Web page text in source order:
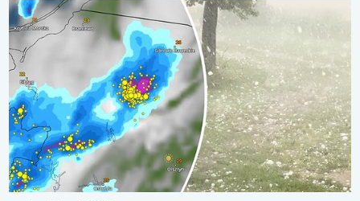
Orage de grêle gigantesque en Pologne. Fortes intempéries.